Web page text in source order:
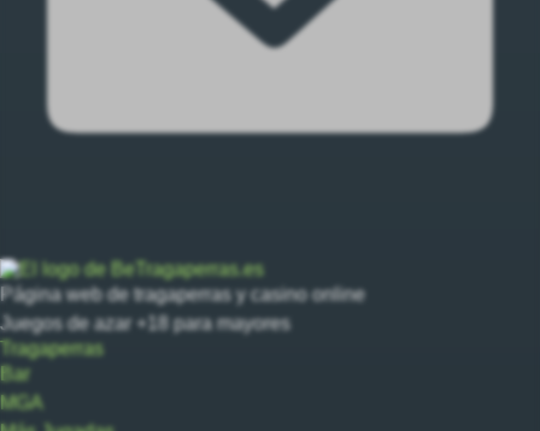
Página web de tragaperras y casino online
Juegos de azar +18 para mayores
Tragaperras
Bar
MGA